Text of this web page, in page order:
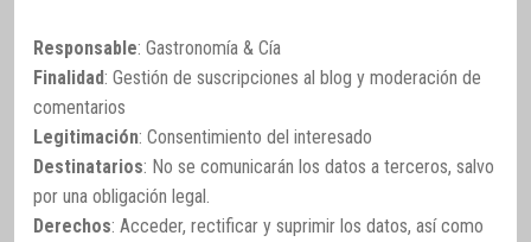
Responsable: Gastronomía & Cía
Finalidad: Gestión de suscripciones al blog y moderación de
comentarios
Legitimación: Consentimiento del interesado
Destinatarios: No se comunicarán los datos a terceros, salvo
por una obligación legal.
Derechos: Acceder, rectificar y suprimir los datos, así como